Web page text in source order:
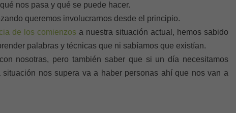
nos pasa y qué se puede hacer.
queremos involucrarnos desde el principio.
de los comienzos a nuestra situación actual, hemos sabido
palabras y técnicas que ni sabíamos que existían.
nosotras, pero también saber que si un día necesitamos
nos supera va a haber personas ahí que nos van a